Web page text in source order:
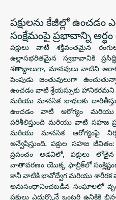
పక్షులను కేజీల్లో ఉంచడం
సంక్షేమంపై ప్రభావాన్ని
పక్షులు వాటి శక్తివంతమైన
ఉల్లాసభరితమైన స్వభావానికి
శతాబ్దాలుగా, మానవులు వాటిని
పెంపుడు జంతువులుగా
ఉంచడం వాటి శ్రేయస్సుకు హానికరమని
మరియు మానసిక బాధలకు
ఉంచడం వాటి ఆరోగ్యం మరియు
పరిశీలిస్తుంది మరియు వాటి సహజ
మరియు మానసిక ఆరోగ్యంపై
అన్వేషిస్తుంది. పక్షుల సహజ
ప్రపంచం అడవిలో, పక్షులు
వాతావరణం యొక్క ఫాబ్రిక్‌లో
కానీ వాటికి భావోద్వేగ మరియు శారీరక
అనుసంధానించబడిన సంఘాలలో
పక్షులు ఎదుర్కొనే ఒంటరి ఉనికికి